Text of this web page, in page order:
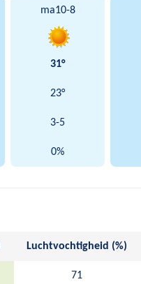
ma10-8
31°
23°
3-5
0%
Luchtvochtigheid (%)
71